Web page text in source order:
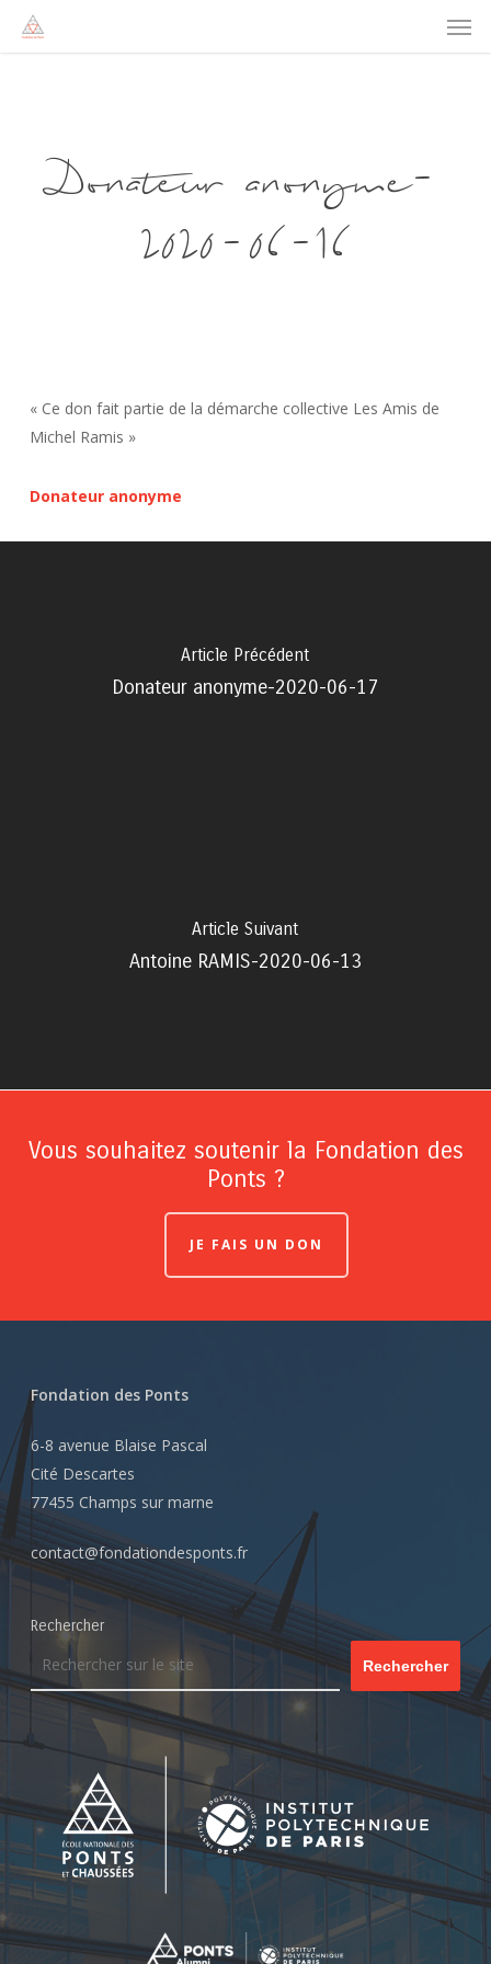
Donateur anonyme-
2020-06-16
« Ce don fait partie de la démarche collective Les Amis de
Michel Ramis »
Donateur anonyme
Article Précédent
Donateur anonyme-2020-06-17
Article Suivant
Antoine RAMIS-2020-06-13
Vous souhaitez soutenir la Fondation des
Ponts ?
JE FAIS UN DON
Fondation des Ponts
6-8 avenue Blaise Pascal
Cité Descartes
77455 Champs sur marne
contact@fondationdesponts.fr
Rechercher
Rechercher